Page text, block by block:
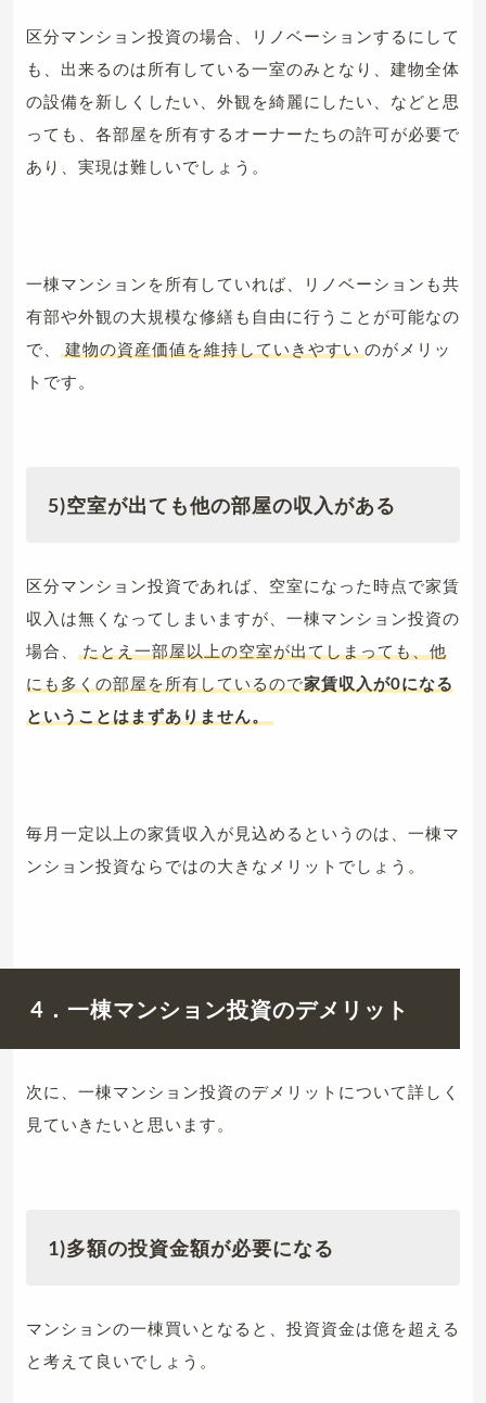
区分マンション投資の場合、リノベーションするにして
も、出来るのは所有している一室のみとなり、建物全体
の設備を新しくしたい、外観を綺麗にしたい、などと思
っても、各部屋を所有するオーナーたちの許可が必要で
あり、実現は難しいでしょう。
一棟マンションを所有していれば、リノベーションも共
有部や外観の大規模な修繕も自由に行うことが可能なの
で、
建物の資産価値を維持していきやすい のがメリッ
トです。
5)空室が出ても他の部屋の収入がある
区分マンション投資であれば、空室になった時点で家賃
収入は無くなってしまいますが、一棟マンション投資の
場合、
たとえ一部屋以上の空室が出てしまっても、他
にも多くの部屋を所有しているので家賃収入が0になる
ということはまずありません。
毎月一定以上の家賃収入が見込めるというのは、一棟マ
ンション投資ならではの大きなメリットでしょう。
4．一棟マンション投資のデメリット
次に、一棟マンション投資のデメリットについて詳しく
見ていきたいと思います。
1)多額の投資金額が必要になる
マンションの一棟買いとなると、投資資金は億を超える
と考えて良いでしょう。